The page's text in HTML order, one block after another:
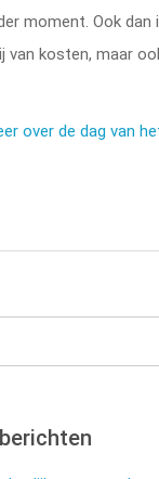
moment. Ook dan
van kosten, maar
over de dag van